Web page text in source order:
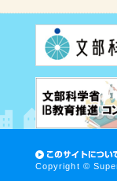
Copyright ©